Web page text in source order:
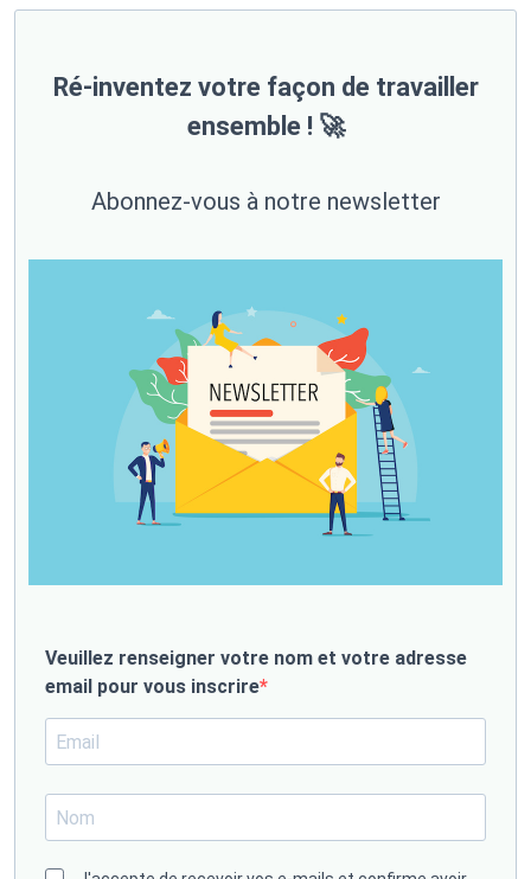
Ré-inventez votre façon de travailler
ensemble ! 🚀
Abonnez-vous à notre newsletter
Veuillez renseigner votre nom et votre adresse
email pour vous inscrire